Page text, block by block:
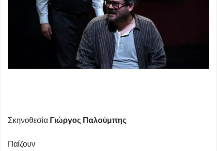
Σκηνοθεσία Γιώργος Παλούμπης
Παίζουν